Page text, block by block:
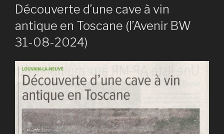
IL
Découverte d’une cave à vin
antique en Toscane (l’Avenir BW
31-08-2024)